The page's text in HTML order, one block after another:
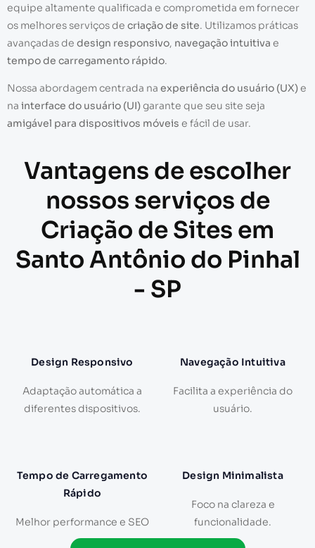
equipe altamente qualificada e comprometida em fornecer
os melhores serviços de criação de site. Utilizamos práticas
avançadas de design responsivo, navegação intuitiva e
tempo de carregamento rápido.
Nossa abordagem centrada na experiência do usuário (UX)e
na interface do usuário (UI)garante que seu site seja
amigável para dispositivos móveis e fácil de usar.
Vantagens de escolher
nossos serviços de
Criação de Sites em
Santo Antônio do Pinhal
- SP
Design Responsivo
Adaptação automática a
diferentes dispositivos.
Navegação Intuitiva
Facilita a experiência do
usuário.
Tempo de Carregamento
Rápido
Melhor performance e SEO
Design Minimalista
Foco na clareza e
funcionalidade.